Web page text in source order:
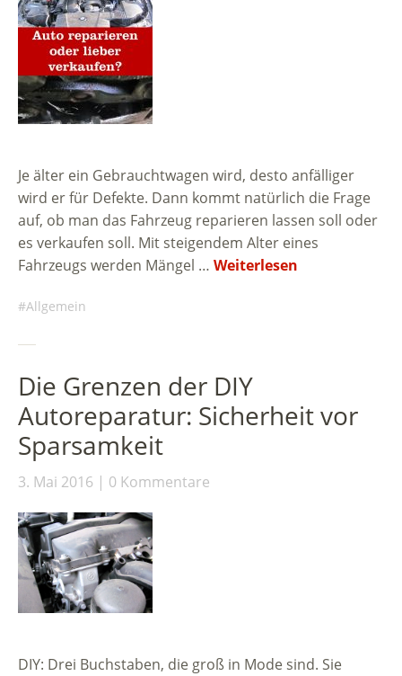
Je älter ein Gebrauchtwagen wird, desto anfälliger
wird er für Defekte. Dann kommt natürlich die Frage
auf, ob man das Fahrzeug reparieren lassen soll oder
es verkaufen soll. Mit steigendem Alter eines
Fahrzeugs werden Mängel … Weiterlesen
Allgemein
Die Grenzen der DIY
Autoreparatur: Sicherheit vor
Sparsamkeit
3. Mai 2016 0 Kommentare
DIY: Drei Buchstaben, die groß in Mode sind. Sie